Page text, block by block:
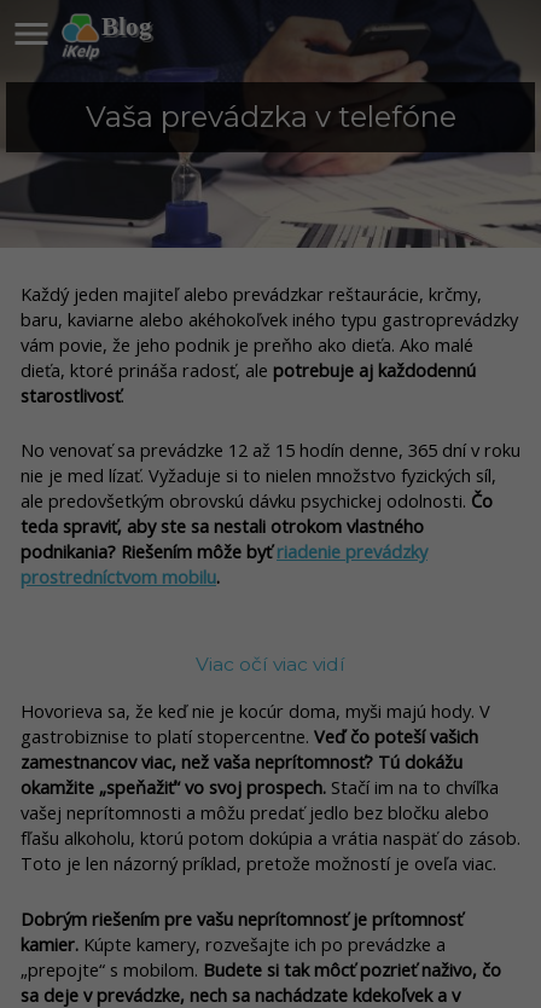
Blog

Vaša prevádzka v telefóne
Každý jeden majiteľ alebo prevádzkar reštaurácie, krčmy,
baru, kaviarne alebo akéhokoľvek iného typu gastroprevádzky
vám povie, že jeho podnik je preňho ako dieťa. Ako malé
dieťa, ktoré prináša radosť, ale potrebuje aj každodennú
starostlivosť.
No venovať sa prevádzke 12 až 15 hodín denne, 365 dní v roku
nie je med lízať. Vyžaduje si to nielen množstvo fyzických síl,
ale predovšetkým obrovskú dávku psychickej odolnosti. Čo
teda spraviť, aby ste sa nestali otrokom vlastného
podnikania? Riešením môže byťriadenie prevádzky
prostredníctvom mobilu.
Viac očí viac vidí
Hovorieva sa, že keď nie je kocúr doma, myši majú hody. V
gastrobiznise to platí stopercentne. Veď čo poteší vašich
zamestnancov viac, než vaša neprítomnosť? Tú dokážu
okamžite „speňažiť“ vo svoj prospech. Stačí im na to chvíľka
vašej neprítomnosti a môžu predať jedlo bez bločku alebo
fľašu alkoholu, ktorú potom dokúpia a vrátia naspäť do zásob.
Toto je len názorný príklad, pretože možností je oveľa viac.
Dobrým riešením pre vašu neprítomnosť je prítomnosť
kamier. Kúpte kamery, rozvešajte ich po prevádzke a
„prepojte“ s mobilom. Budete si tak môcť pozrieť naživo, čo
sa deje v prevádzke, nech sa nachádzate kdekoľvek a v